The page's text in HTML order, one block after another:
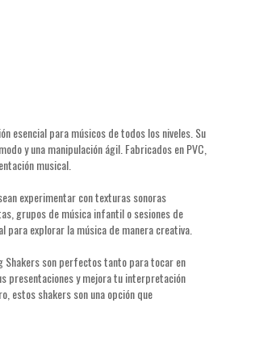
esencial para músicos de todos los niveles. Su
y una manipulación ágil. Fabricados en PVC,
musical.
experimentar con texturas sonoras
grupos de música infantil o sesiones de
para explorar la música de manera creativa.
Shakers son perfectos tanto para tocar en
presentaciones y mejora tu interpretación
estos shakers son una opción que